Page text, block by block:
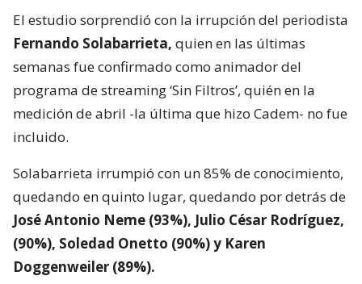
El estudio sorprendió con la irrupción del periodista
Fernando Solabarrieta, quien en las últimas
semanas fue confirmado como animador del
programa de streaming ‘Sin Filtros’, quién en la
medición de abril -la última que hizo Cadem- no fue
incluido.
Solabarrieta irrumpió con un 85% de conocimiento,
quedando en quinto lugar, quedando por detrás de
José Antonio Neme (93%), Julio César Rodríguez,
(90%), Soledad Onetto (90%) y Karen
Doggenweiler (89%).